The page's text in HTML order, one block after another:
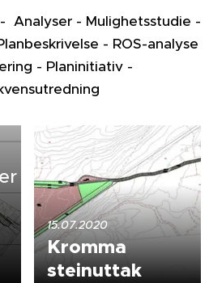
Analyser - Mulighetsstudie -
- ROS-analyse
- Planinitiativ -
15.07.2020
Kromma
steinuttak